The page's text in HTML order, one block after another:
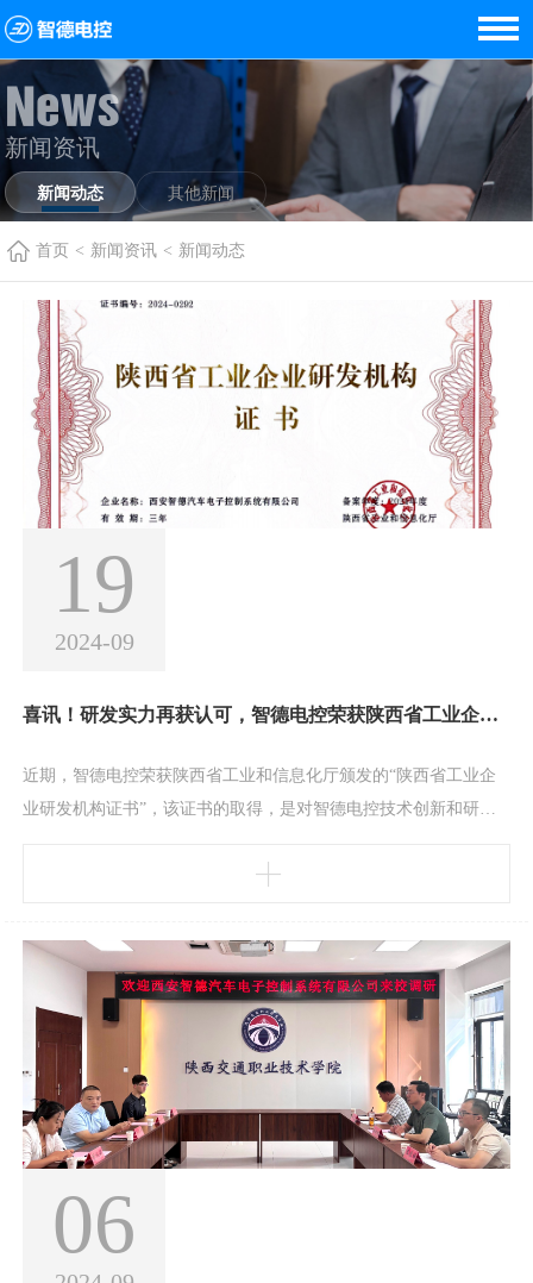
News
新闻资讯
新闻动态 其他新闻
首页 < 新闻资讯 < 新闻动态
19
2024-09
喜讯！研发实力再获认可，智德电控荣获陕西省工业企业研发机构证书
近期，智德电控荣获陕西省工业和信息化厅颁发的“陕西省工业企
业研发机构证书”，该证书的取得，是对智德电控技术创新和研发
06